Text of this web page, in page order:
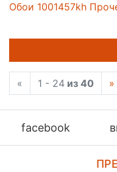
Обои 1001457kh
« 1 - 24 из 40 »
facebook